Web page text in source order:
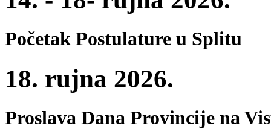
Početak Postulature u Splitu
18. rujna 2026.
Proslava Dana Provincije na